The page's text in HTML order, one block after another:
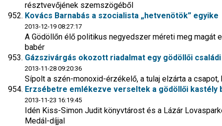
résztvevőjének szemszögéből
Kovács Barnabás a szocialista „hetvenötök” egyike
2013-12-19 08:27:17
A Gödöllőn élő politikus negyedszer méreti meg magát
babér
Gázszivárgás okozott riadalmat egy gödöllői családi
2013-11-28 09:20:36
Sípolt a szén-monoxid-érzékelő, a tulaj elzárta a
Erzsébetre emlékezve verseltek a gödöllői kastély
2013-11-23 16:19:45
Idén Kiss-Simon Judit könyvtárost és a Lázár
Medál-díjjal